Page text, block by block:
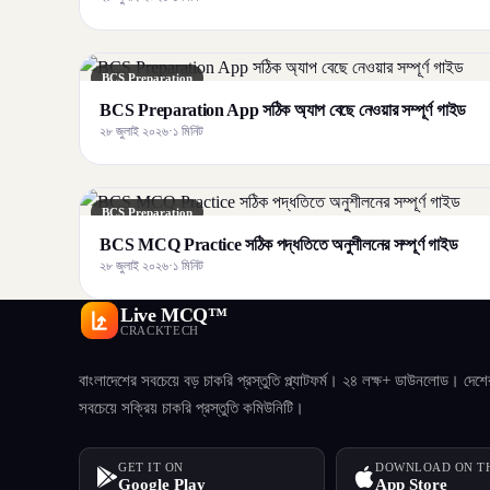
BCS Preparation
BCS Preparation App সঠিক অ্যাপ বেছে নেওয়ার সম্পূর্ণ গাইড
২৮ জুলাই ২০২৬·১ মিনিট
BCS Preparation
BCS MCQ Practice সঠিক পদ্ধতিতে অনুশীলনের সম্পূর্ণ গাইড
২৮ জুলাই ২০২৬·১ মিনিট
Live MCQ™
CRACKTECH
বাংলাদেশের সবচেয়ে বড় চাকরি প্রস্তুতি প্ল্যাটফর্ম। ২৪ লক্ষ+ ডাউনলোড।
সবচেয়ে সক্রিয় চাকরি প্রস্তুতি কমিউনিটি।
GET IT ON
Google Play
DOWNLOAD ON
App Store